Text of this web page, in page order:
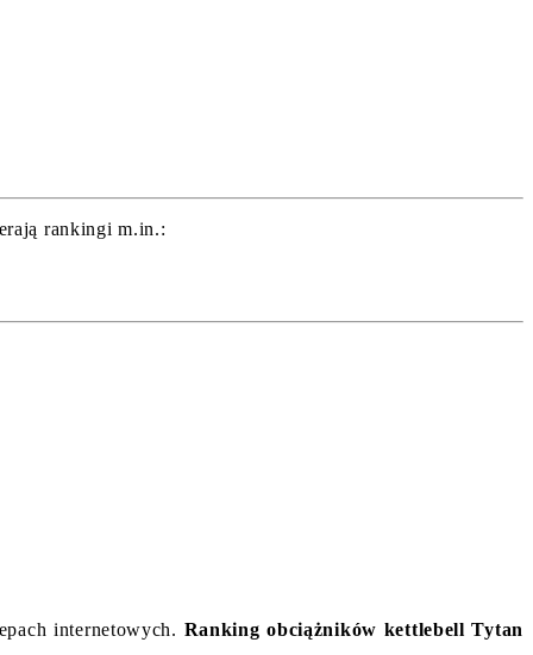
rankingi m.in.:
internetowych. Ranking obciążników kettlebell Tytan